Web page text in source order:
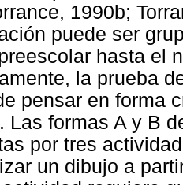
1990b;
puede ser
hasta el
la prueba
pensar en forma
Las formas A y B
por tres
un dibujo a